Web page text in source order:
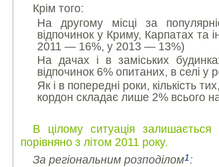
Крім того:
На другому місці за
відпочинок у Криму, Карпатах та
2011 — 16%, у 2013 — 13%)
На дачах і в заміських
відпочинок 6% опитаних, в селі у
Як і в попередні роки, кількість
кордон складає лише 2% всього
В цілому ситуація залишається
порівняно з літом 2011 року.
За регіональним розподілом1: